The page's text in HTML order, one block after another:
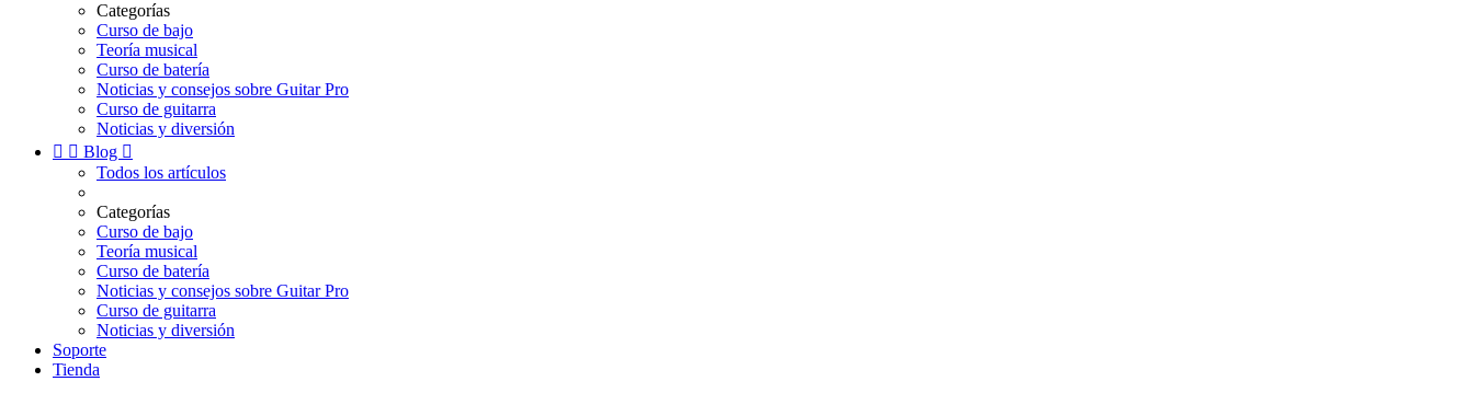
Categorías
Curso de bajo
Teoría musical
Curso de batería
Noticias y consejos sobre Guitar Pro
Curso de guitarra
Noticias y diversión
  Blog 
Todos los artículos
Categorías
Curso de bajo
Teoría musical
Curso de batería
Noticias y consejos sobre Guitar Pro
Curso de guitarra
Noticias y diversión
Soporte
Tienda